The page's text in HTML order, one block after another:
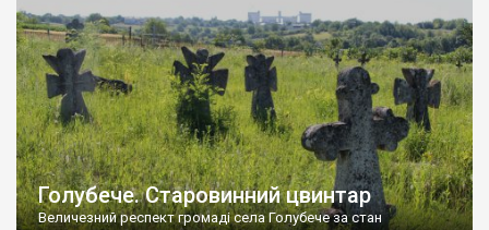
Голубече. Старовинний цвинтар
Величезний респект громаді села Голубече за стан